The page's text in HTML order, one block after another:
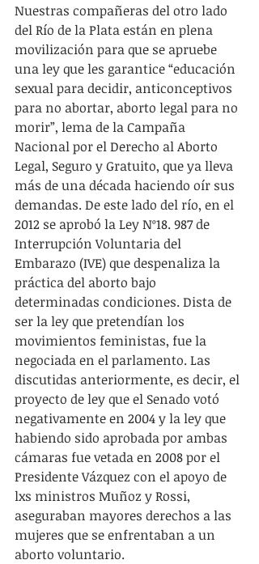
Nuestras compañeras del otro lado
del Río de la Plata están en plena
movilización para que se apruebe
una ley que les garantice “educación
sexual para decidir, anticonceptivos
para no abortar, aborto legal para no
morir”, lema de la Campaña
Nacional por el Derecho al Aborto
Legal, Seguro y Gratuito, que ya lleva
más de una década haciendo oír sus
demandas. De este lado del río, en el
2012 se aprobó la Ley Nº18. 987 de
Interrupción Voluntaria del
Embarazo (IVE) que despenaliza la
práctica del aborto bajo
determinadas condiciones. Dista de
ser la ley que pretendían los
movimientos feministas, fue la
negociada en el parlamento. Las
discutidas anteriormente, es decir, el
proyecto de ley que el Senado votó
negativamente en 2004 y la ley que
habiendo sido aprobada por ambas
cámaras fue vetada en 2008 por el
Presidente Vázquez con el apoyo de
lxs ministros Muñoz y Rossi,
aseguraban mayores derechos a las
mujeres que se enfrentaban a un
aborto voluntario.